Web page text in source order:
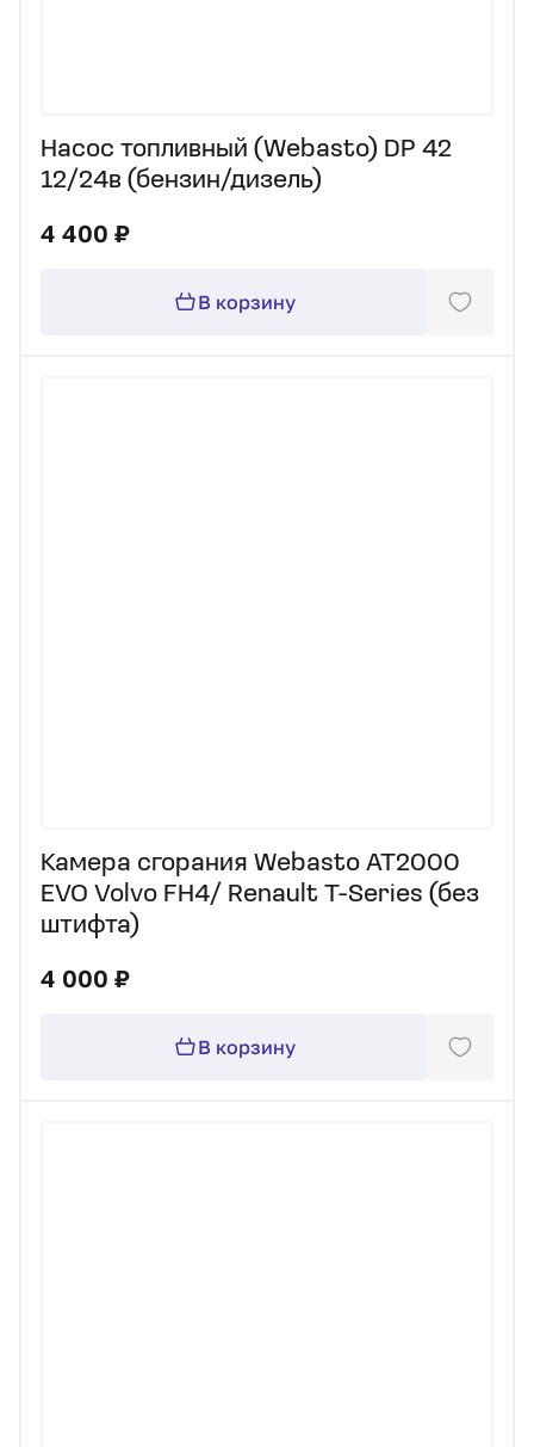
Насос топливный (Webasto) DP 42
12/24в (бензин/дизель)
4 400 ₽
В корзину
Камера сгорания Webasto AT2000
EVO Volvo FH4/ Renault T-Series (без
штифта)
4 000 ₽
В корзину